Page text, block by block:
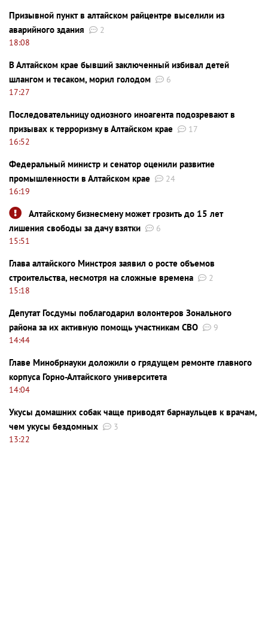
Призывной пункт в алтайском райцентре выселили из
аварийного здания
2
18:08
В Алтайском крае бывший заключенный избивал детей
шлангом и тесаком, морил голодом
6
17:27
Последовательницу одиозного иноагента подозревают в
призывах к терроризму в Алтайском крае
17
16:52
Федеральный министр и сенатор оценили развитие
промышленности в Алтайском крае
24
16:19
Алтайскому бизнесмену может грозить до 15 лет
лишения свободы за дачу взятки
6
15:51
Глава алтайского Минстроя заявил о росте объемов
строительства, несмотря на сложные времена
2
15:18
Депутат Госдумы поблагодарил волонтеров Зонального
района за их активную помощь участникам СВО
9
14:44
Главе Минобрнауки доложили о грядущем ремонте главного
корпуса Горно-Алтайского университета
14:04
Укусы домашних собак чаще приводят барнаульцев к врачам,
чем укусы бездомных
3
13:22